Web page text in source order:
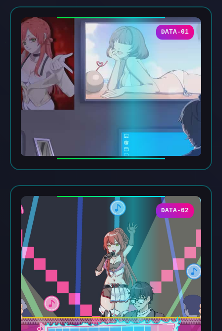
DATA-01
DATA-02